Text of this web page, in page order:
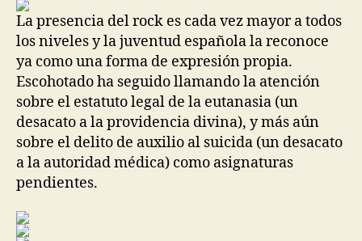
La presencia del rock es cada vez mayor a todos
los niveles y la juventud española la reconoce
ya como una forma de expresión propia.
Escohotado ha seguido llamando la atención
sobre el estatuto legal de la eutanasia (un
desacato a la providencia divina), y más aún
sobre el delito de auxilio al suicida (un desacato
a la autoridad médica) como asignaturas
pendientes.